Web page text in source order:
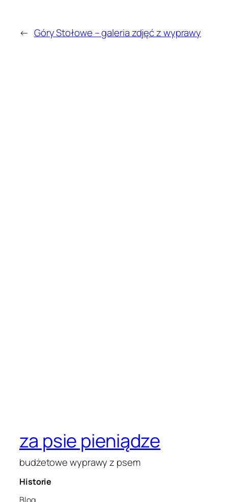
← Góry Stołowe – galeria zdjęć z wyprawy
za psie pieniądze
budżetowe wyprawy z psem
Historie